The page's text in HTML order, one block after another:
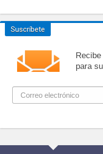
Suscríbete
para